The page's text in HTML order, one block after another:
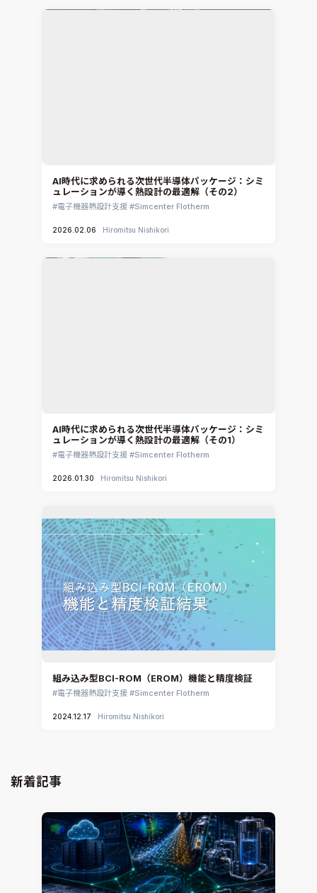
AI時代に求められる次世代半導体パッケージ：シミ
ュレーションが導く熱設計の最適解（その2）
電子機器熱設計支援 Simcenter Flotherm
2026.02.06 Hiromitsu Nishikori
AI時代に求められる次世代半導体パッケージ：シミ
ュレーションが導く熱設計の最適解（その1）
電子機器熱設計支援 Simcenter Flotherm
2026.01.30 Hiromitsu Nishikori
組み込み型BCI-ROM（EROM）機能と精度検証
電子機器熱設計支援 Simcenter Flotherm
2024.12.17 Hiromitsu Nishikori
新着記事